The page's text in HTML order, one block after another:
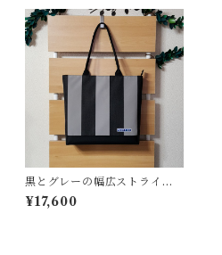
黒とグレーの幅広ストライプ
＜T-0220＞
¥17,600